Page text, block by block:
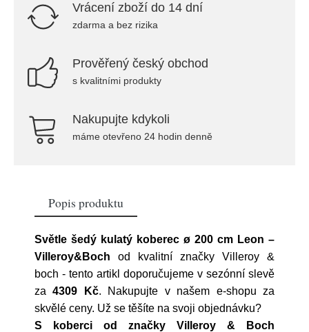
Vrácení zboží do 14 dní
zdarma a bez rizika
Prověřený český obchod
s kvalitními produkty
Nakupujte kdykoli
máme otevřeno 24 hodin denně
Popis produktu
Světle šedý kulatý koberec ø 200 cm Leon –
Villeroy&Boch od kvalitní značky Villeroy &
boch - tento artikl doporučujeme v sezónní slevě
za4309 Kč. Nakupujte v našem e-shopu za
skvělé ceny. Už se těšíte na svoji objednávku?
S koberci od značky Villeroy & Boch